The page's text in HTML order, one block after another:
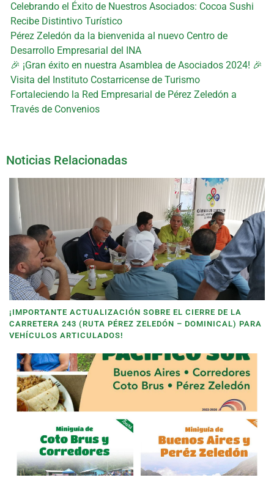
Celebrando el Éxito de Nuestros Asociados: Cocoa Sushi
Recibe Distintivo Turístico
Pérez Zeledón da la bienvenida al nuevo Centro de
Desarrollo Empresarial del INA
🎉 ¡Gran éxito en nuestra Asamblea de Asociados 2024! 🎉
Visita del Instituto Costarricense de Turismo
Fortaleciendo la Red Empresarial de Pérez Zeledón a
Través de Convenios
Noticias Relacionadas
¡IMPORTANTE ACTUALIZACIÓN SOBRE EL CIERRE DE LA
CARRETERA 243 (RUTA PÉREZ ZELEDÓN – DOMINICAL) PARA
VEHÍCULOS ARTICULADOS!